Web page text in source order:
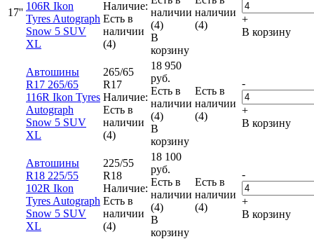
17''
106R Ikon
Tyres Autograph
Snow 5 SUV
XL
Наличие:
Есть в
наличии
(4)
наличии
(4)
В
корзину
наличии
(4)
+
В корзину
Автошины
R17 265/65
116R Ikon Tyres
Autograph
Snow 5 SUV
XL
265/65
R17
Наличие:
Есть в
наличии
(4)
18 950
руб.
Есть в
наличии
(4)
В
корзину
Есть в
наличии
(4)
-
+
В корзину
Автошины
R18 225/55
102R Ikon
Tyres Autograph
Snow 5 SUV
XL
225/55
R18
Наличие:
Есть в
наличии
(4)
18 100
руб.
Есть в
наличии
(4)
В
корзину
Есть в
наличии
(4)
-
+
В корзину